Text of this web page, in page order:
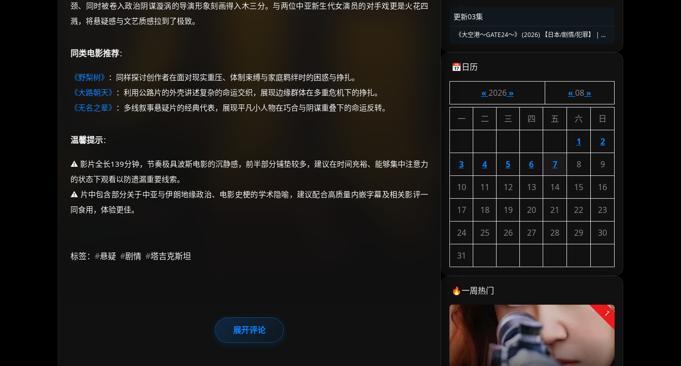
颈、同时被卷入政治阴谋漩涡的导演形象刻画得入木三分。与两位中亚新生代女演员的对手戏更是火花四
溅，将悬疑感与文艺质感拉到了极致。
同类电影推荐：
《野梨树》 ：同样探讨创作者在面对现实重压、体制束缚与家庭羁绊时的困惑与挣扎。
《大路朝天》 ：利用公路片的外壳讲述复杂的命运交织，展现边缘群体在多重危机下的挣扎。
《无名之辈》 ：多线叙事悬疑片的经典代表，展现平凡小人物在巧合与阴谋重叠下的命运反转。
温馨提示：
⚠️ 影片全长139分钟，节奏极具波斯电影的沉静感，前半部分铺垫较多，建议在时间充裕、能够集中注意力
的状态下观看以防遗漏重要线索。
⚠️ 片中包含部分关于中亚与伊朗地缘政治、电影史梗的学术隐喻，建议配合高质量内嵌字幕及相关影评一
同食用，体验更佳。
标签： #悬疑 #剧情 #塔吉克斯坦
展开评论
更新03集
《大空港～GATE24～》 (2026) 【日本/剧情/犯罪】 | 机
📅日历
« 2026» « 08»
一 二 三 四 五 六 日
1 2
3 4 5 6 7 8 9
10 11 12 13 14 15 16
17 18 19 20 21 22 23
24 25 26 27 28 29 30
31
🔥一周热门
1